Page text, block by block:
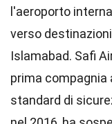
l'aeroporto
verso
Islamabad. Safi
prima compagnia
standard di